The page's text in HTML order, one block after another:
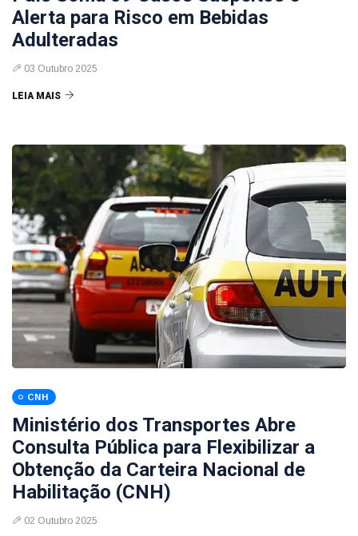
Alerta para Risco em Bebidas
Adulteradas
03 Outubro 2025
LEIA MAIS
CNH
Ministério dos Transportes Abre
Consulta Pública para Flexibilizar a
Obtenção da Carteira Nacional de
Habilitação (CNH)
02 Outubro 2025